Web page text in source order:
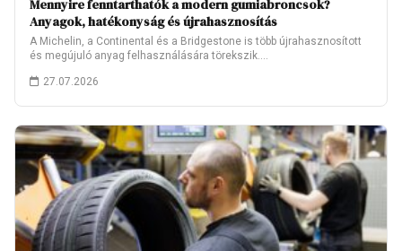
Mennyire fenntarthatók a modern gumiabroncsok?
Anyagok, hatékonyság és újrahasznosítás
A Michelin, a Continental és a Bridgestone is több újrahasznosított
és megújuló anyag felhasználására törekszik.…
27.07.2026